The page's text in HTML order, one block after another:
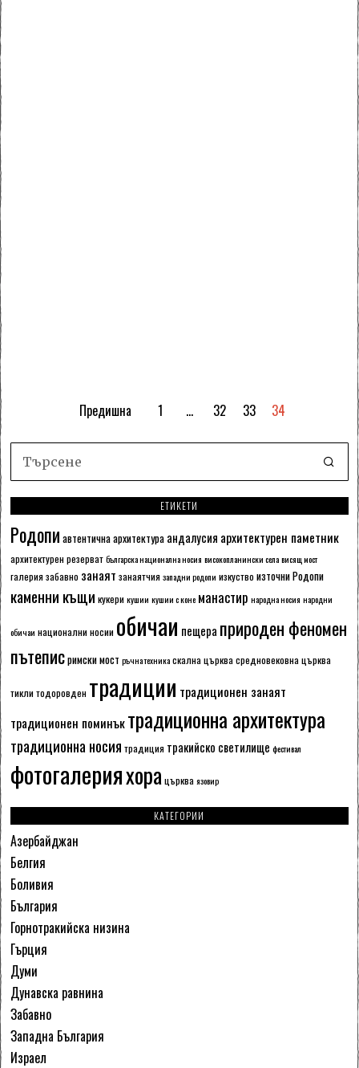
Предишна 1 … 32 33 34
ЕТИКЕТИ
Родопи автентична архитектура андалусия архитектурен паметник
архитектурен резерват българска национална носия високопланински села висящ мост
галерия забавно занаят занаятчия западни родопи изкуство източни Родопи
каменни къщи кукери кушии кушии с коне манастир народна носия народни
обичаи национални носии обичаи пещера природен феномен
пътеписримски мост ръчна техника скална църквасредновековна църква
тикли тодоровден традиции традиционен занаят
традиционен поминъктрадиционна архитектура
традиционна носия традиция тракийско светилище фестивал
фотогалерияхора църква язовир
КАТЕГОРИИ
Азербайджан
Белгия
Боливия
България
Горнотракийска низина
Гърция
Думи
Дунавска равнина
Забавно
Западна България
Израел